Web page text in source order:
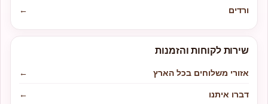
ורדים
←
שירות לקוחות והזמנות
אזורי משלוחים בכל הארץ
←
דברו איתנו
←